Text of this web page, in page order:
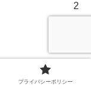
2
プライバシーポリシー